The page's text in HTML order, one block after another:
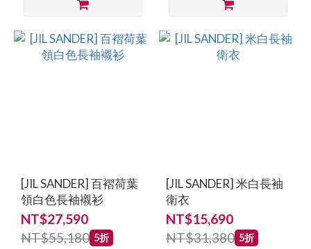
[JIL SANDER] 百褶荷葉
領白色長袖襯衫
NT$27,590
NT$55,180 5折
[JIL SANDER] 米白長袖
衛衣
NT$15,690
NT$31,380 5折